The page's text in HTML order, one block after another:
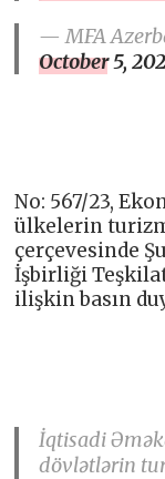
— MFA
October 5,
No: 567/23,
ülkelerin turizm
çerçevesinde
İşbirliği
ilişkin basın
İqtisadi
dövlətlərin